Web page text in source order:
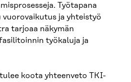
Työtapana
vuorovaikutus ja yhteistyö
tarjoaa näkymän
työkaluja ja
koota yhteenveto TKI-